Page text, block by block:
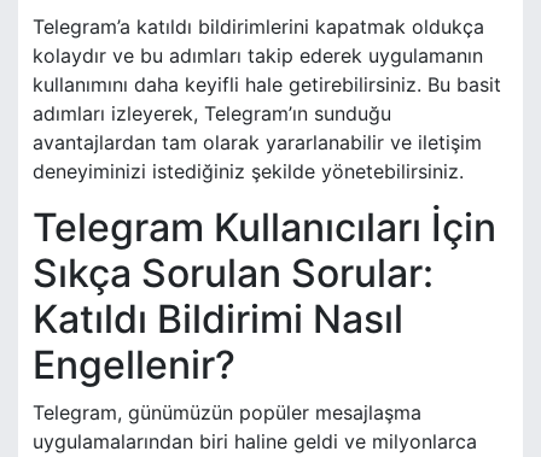
Telegram’a katıldı bildirimlerini kapatmak oldukça
kolaydır ve bu adımları takip ederek uygulamanın
kullanımını daha keyifli hale getirebilirsiniz. Bu basit
adımları izleyerek, Telegram’ın sunduğu
avantajlardan tam olarak yararlanabilir ve iletişim
deneyiminizi istediğiniz şekilde yönetebilirsiniz.
Telegram Kullanıcıları İçin
Sıkça Sorulan Sorular:
Katıldı Bildirimi Nasıl
Engellenir?
Telegram, günümüzün popüler mesajlaşma
uygulamalarından biri haline geldi ve milyonlarca